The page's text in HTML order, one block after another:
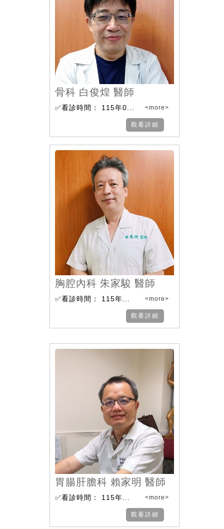
骨科 白俊煌 醫師
✅看診時間： 115年0... <more>
觀看詳細
胸腔內科 朱家駿 醫師
✅看診時間： 115年... <more>
觀看詳細
胃腸肝膽科 賴家明 醫師
✅看診時間： 115年... <more>
觀看詳細